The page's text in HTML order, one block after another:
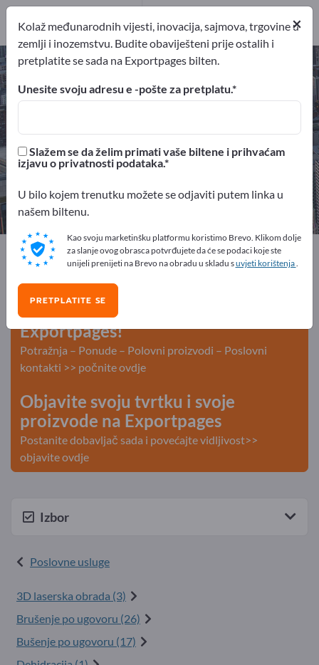
Proizvodnja po ugovoru –
pronađite proizvođače i
dobavljače
386 352
pružatelj usluga
27
Distributeri
Exportpages
Poslovne usluge
Proizvodnja po ugovoru
Besplatno oglašavajte na
Exportpages!
Potražnja – Ponude – Polovni proizvodi – Poslovni
kontakti >> počnite ovdje
Objavite svoju tvrtku i svoje
proizvode na Exportpages
Postanite dobavljač sada i povećajte vidljivost>>
objavite ovdje
Izbor
Poslovne usluge
3D laserska obrada (3)
Brušenje po ugovoru (26)
Bušenje po ugovoru (17)
×
Kolaž međunarodnih vijesti, inovacija, sajmova, trgovine u
zemlji i inozemstvu. Budite obaviješteni prije ostalih i
pretplatite se sada na Exportpages bilten.
Unesite svoju adresu e -pošte za pretplatu.
Slažem se da želim primati vaše biltene i prihvaćam
izjavu o privatnosti podataka.
U bilo kojem trenutku možete se odjaviti putem linka u
našem biltenu.
Kao svoju marketinšku platformu koristimo Brevo. Klikom dolje
za slanje ovog obrasca potvrđujete da će se podaci koje ste
unijeli prenijeti na Brevo na obradu u skladu suvjeti korištenja.
PRETPLATITE SE